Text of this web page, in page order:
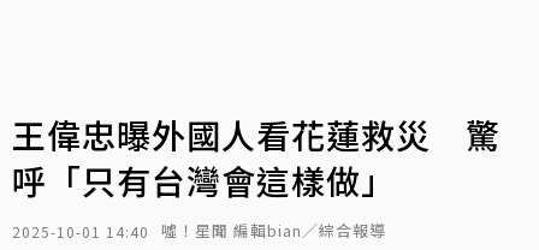
王偉忠曝外國人看花蓮救災 驚
呼「只有台灣會這樣做」
2025-10-01 14:40 噓！星聞 編輯bian／綜合報導